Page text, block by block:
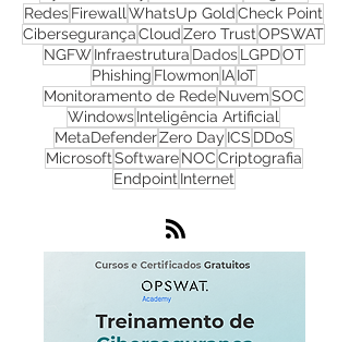
CyberSecurityTIHackersMalware
Cyber SecurityRansomwareProgress
RedesFirewallWhatsUp GoldCheck Point
Cibersegurança CloudZero TrustOPSWAT
NGFWInfraestruturaDadosLGPDOT
PhishingFlowmonIAIoT
Monitoramento de RedeNuvemSOC
WindowsInteligência Artificial
Zero Day
SoftwareNOC
EndpointInternet